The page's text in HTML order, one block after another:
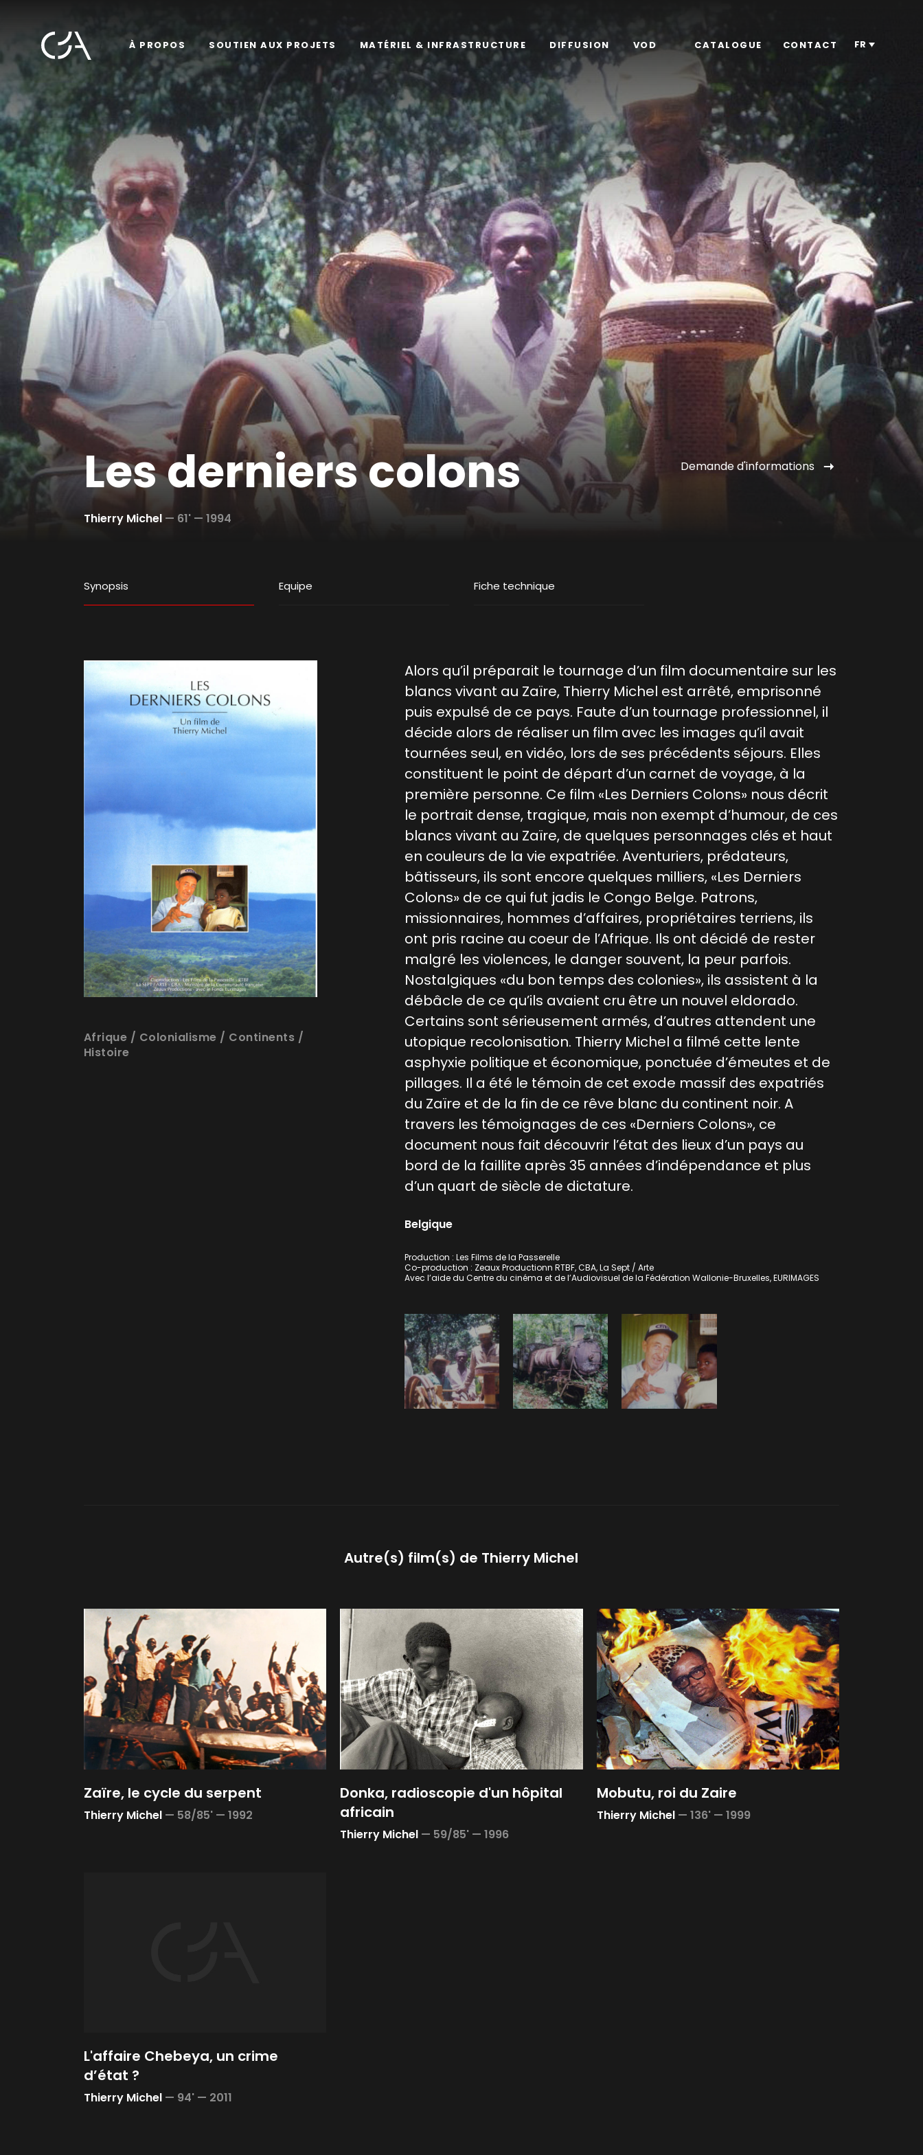
À PROPOS SOUTIEN AUX PROJETS MATÉRIEL & INFRASTRUCTURE DIFFUSION VOD CONTACT
CATALOGUE FR
Les derniers colons
Thierry Michel — 61' — 1994
Demande d'informations
Synopsis Equipe Fiche technique
Afrique / Colonialisme / Continents /
Histoire
Alors qu’il préparait le tournage d’un film documentaire sur les
blancs vivant au Zaïre, Thierry Michel est arrêté, emprisonné
puis expulsé de ce pays. Faute d’un tournage professionnel, il
décide alors de réaliser un film avec les images qu’il avait
tournées seul, en vidéo, lors de ses précédents séjours. Elles
constituent le point de départ d’un carnet de voyage, à la
première personne. Ce film «Les Derniers Colons» nous décrit
le portrait dense, tragique, mais non exempt d’humour, de ces
blancs vivant au Zaïre, de quelques personnages clés et haut
en couleurs de la vie expatriée. Aventuriers, prédateurs,
bâtisseurs, ils sont encore quelques milliers, «Les Derniers
Colons» de ce qui fut jadis le Congo Belge. Patrons,
missionnaires, hommes d’affaires, propriétaires terriens, ils
ont pris racine au coeur de l’Afrique. Ils ont décidé de rester
malgré les violences, le danger souvent, la peur parfois.
Nostalgiques «du bon temps des colonies», ils assistent à la
débâcle de ce qu’ils avaient cru être un nouvel eldorado.
Certains sont sérieusement armés, d’autres attendent une
utopique recolonisation. Thierry Michel a filmé cette lente
asphyxie politique et économique, ponctuée d’émeutes et de
pillages. Il a été le témoin de cet exode massif des expatriés
du Zaïre et de la fin de ce rêve blanc du continent noir. A
travers les témoignages de ces «Derniers Colons», ce
document nous fait découvrir l’état des lieux d’un pays au
bord de la faillite après 35 années d’indépendance et plus
d’un quart de siècle de dictature.
Belgique
Production : Les Films de la Passerelle
Co-production : Zeaux Productionn RTBF, CBA, La Sept / Arte
Avec l’aide du Centre du cinéma et de l’Audiovisuel de la Fédération Wallonie-Bruxelles, EURIMAGES
Autre(s) film(s) de Thierry Michel
Zaïre, le cycle du serpent
Thierry Michel — 58/85' — 1992
Donka, radioscopie d'un hôpital
africain
Thierry Michel — 59/85' —1996
Mobutu, roi du Zaire
Thierry Michel — 136' — 1999
L'affaire Chebeya, un crime
d’état ?
Thierry Michel — 94' — 2011